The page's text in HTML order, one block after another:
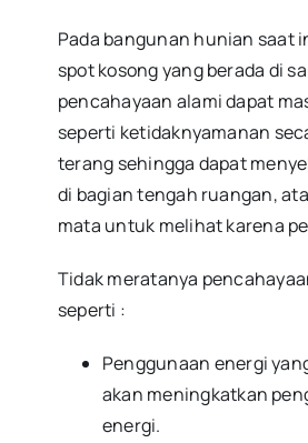
Pada bangunan hunian saat
spot kosong yang berada di
pencahayaan alami dapat
seperti ketidaknyamanan
terang sehingga dapat
di bagian tengah ruangan,
mata untuk melihat karena
Tidak meratanya
seperti :
Penggunaan energi
akan meningkatkan
energi.